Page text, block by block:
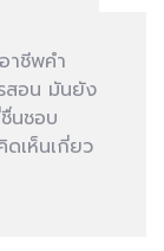
าชีพคำ
รสอน มันยัง
นชอบ
เห็นเกี่ยว